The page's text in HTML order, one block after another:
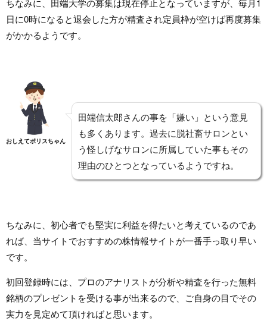
ちなみに、田端大学の募集は現在停止となっていますが、毎月1
日に0時になると退会した方が精査され定員枠が空けば再度募集
がかかるようです。
おしえてポリスちゃん
田端信太郎さんの事を「嫌い」という意見
も多くあります。過去に脱社畜サロンとい
う怪しげなサロンに所属していた事もその
理由のひとつとなっているようですね。
ちなみに、初心者でも堅実に利益を得たいと考えているのであ
れば、当サイトでおすすめの株情報サイトが一番手っ取り早い
です。
初回登録時には、プロのアナリストが分析や精査を行った無料
銘柄のプレゼントを受ける事が出来るので、ご自身の目でその
実力を見定めて頂ければと思います。